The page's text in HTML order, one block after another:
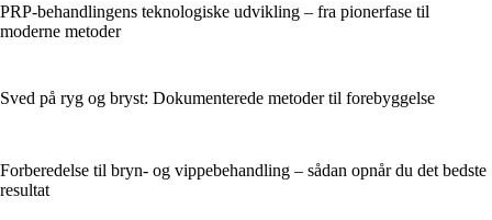
PRP-behandlingens teknologiske udvikling – fra pionerfase til
moderne metoder
Sved på ryg og bryst: Dokumenterede metoder til forebyggelse
Forberedelse til bryn- og vippebehandling – sådan opnår du det bedste
resultat